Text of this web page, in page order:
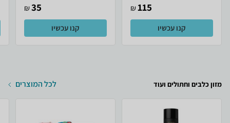
115
₪
קנו עכשיו
35
₪
קנו עכשיו
מזון כלבים וחתולים ועוד לכל המוצרים